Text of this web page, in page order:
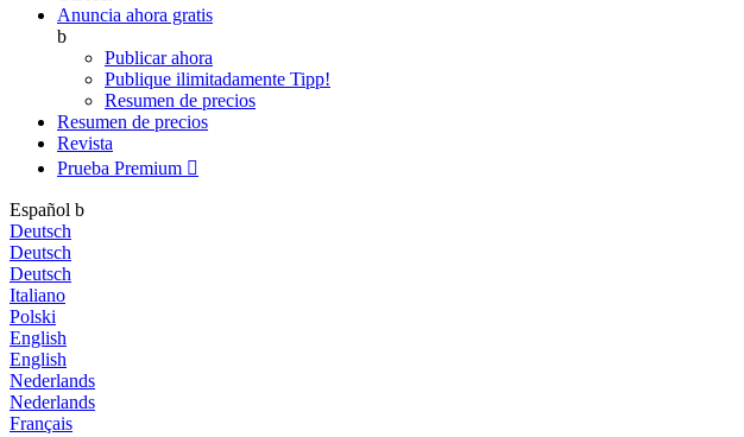
Anuncia ahora gratis
b
Publicar ahora
Publique ilimitadamente Tipp!
Resumen de precios
Resumen de precios
Revista
Prueba Premium 
Español b
Deutsch
Deutsch
Deutsch
Italiano
Polski
English
English
Nederlands
Nederlands
Français